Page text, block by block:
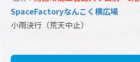
SpaceFactoryなんこく横広場
小雨決行（荒天中止）